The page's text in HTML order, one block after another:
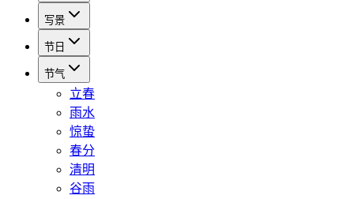
写景
节日
节气
立春
雨水
惊蛰
春分
清明
谷雨